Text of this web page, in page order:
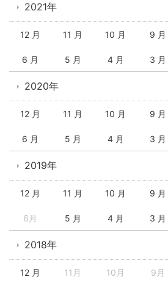
2021年
12 月 11 月 10 月 9 月
6 月 5 月 4 月 3 月
2020年
12 月 11 月 10 月 9 月
6 月 5 月 4 月 3 月
2019年
12 月 11 月 10 月 9 月
6月 5 月 4 月 3 月
2018年
12 月 11月 10月 9月